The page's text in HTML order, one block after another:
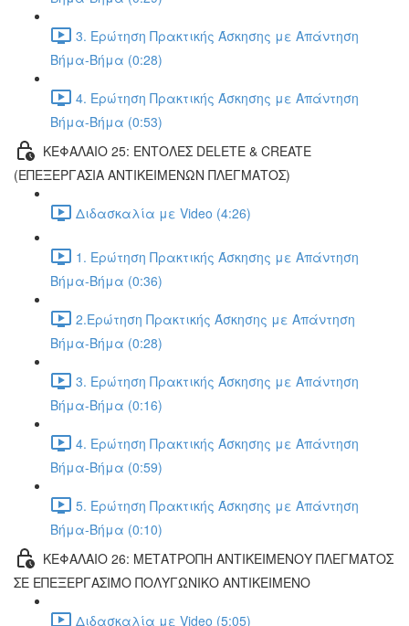
3. Ερώτηση Πρακτικής Άσκησης με Απάντηση
Βήμα-Βήμα (0:28)
4. Ερώτηση Πρακτικής Άσκησης με Απάντηση
Βήμα-Βήμα (0:53)
ΚΕΦΑΛΑΙΟ 25: ΕΝΤΟΛΕΣ DELETE & CREATE
(ΕΠΕΞΕΡΓΑΣΙΑ ΑΝΤΙΚΕΙΜΕΝΩΝ ΠΛΕΓΜΑΤΟΣ)
Διδασκαλία με Video (4:26)
1. Ερώτηση Πρακτικής Άσκησης με Απάντηση
Βήμα-Βήμα (0:36)
2.Ερώτηση Πρακτικής Άσκησης με Απάντηση
Βήμα-Βήμα (0:28)
3. Ερώτηση Πρακτικής Άσκησης με Απάντηση
Βήμα-Βήμα (0:16)
4. Ερώτηση Πρακτικής Άσκησης με Απάντηση
Βήμα-Βήμα (0:59)
5. Ερώτηση Πρακτικής Άσκησης με Απάντηση
Βήμα-Βήμα (0:10)
ΚΕΦΑΛΑΙΟ 26: ΜΕΤΑΤΡΟΠΗ ΑΝΤΙΚΕΙΜΕΝΟΥ ΠΛΕΓΜΑΤΟΣ
ΣΕ ΕΠΕΞΕΡΓΑΣΙΜΟ ΠΟΛΥΓΩΝΙΚΟ ΑΝΤΙΚΕΙΜΕΝΟ
Διδασκαλία με Video (5:05)